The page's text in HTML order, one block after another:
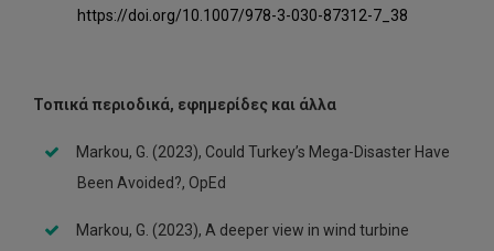
https://doi.org/10.1007/978-3-030-87312-7_38
Τοπικά περιοδικά, εφημερίδες και άλλα
Markou, G. (2023), Could Turkey’s Mega-Disaster Have
Been Avoided?, OpEd
Markou, G. (2023), A deeper view in wind turbine